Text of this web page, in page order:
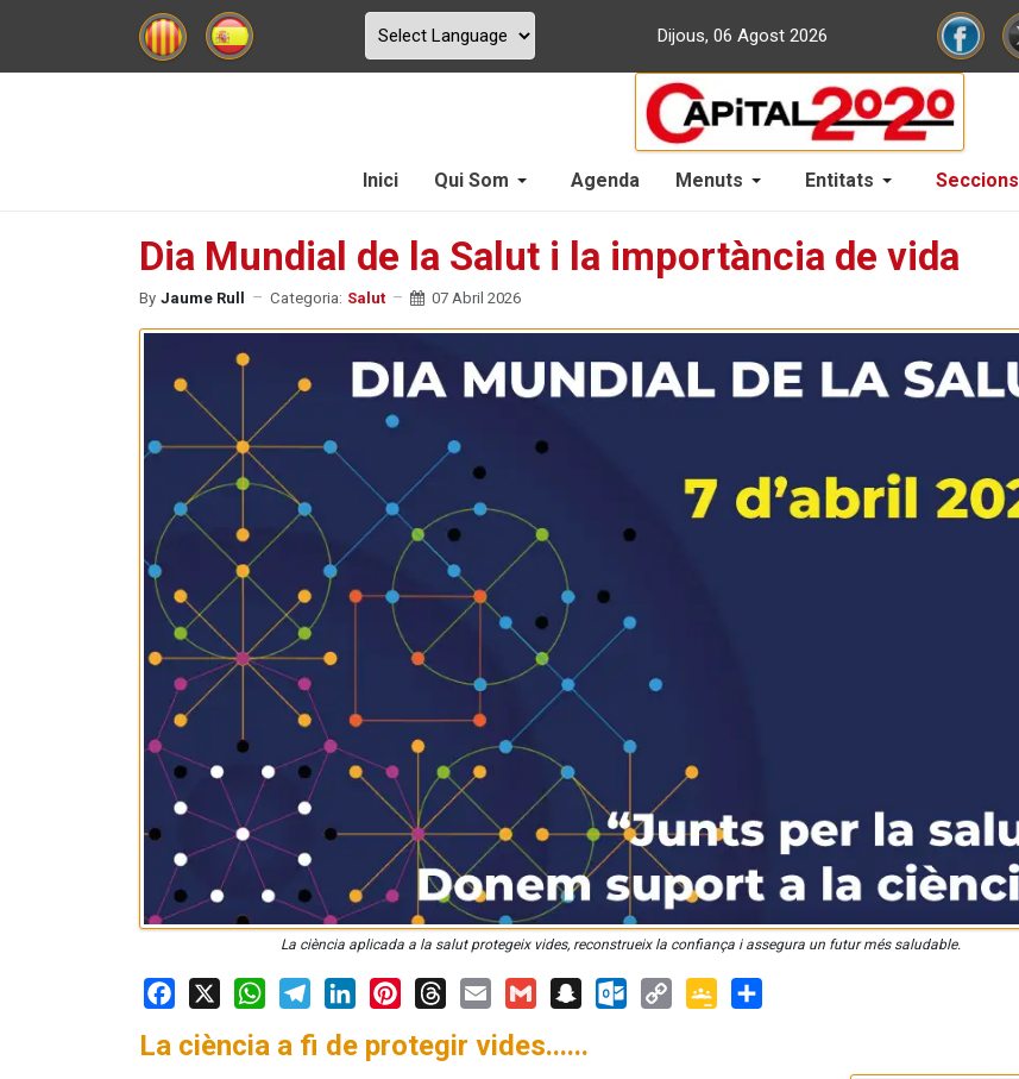
Dijous, 06 Agost 2026
Inici Qui Som Agenda Menuts Entitats Seccions
Dia Mundial de la Salut i la importància de vida
By Jaume Rull Categoria: Salut 07 Abril 2026
La ciència aplicada a la salut protegeix vides, reconstrueix la confiança i assegura un futur més saludable.
La ciència a fi de protegir vides......